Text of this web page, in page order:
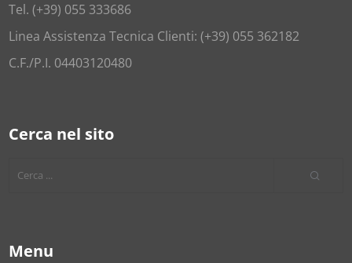
Tel. (+39) 055 333686
Linea Assistenza Tecnica Clienti: (+39) 055 362182
C.F./P.I. 04403120480
Cerca nel sito
Menu